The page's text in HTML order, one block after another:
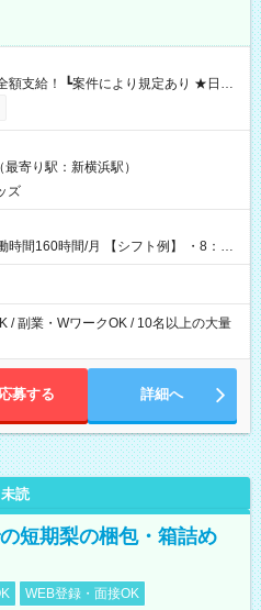
いたその日に現金GET♪ お仕事後はコ
とせます！ 【試用期間】試
寄り駅：新横浜駅）
ズ
【シフト例】 ・8：00
/ 副業・WワークOK / 10名以上の大量
応募する 詳細へ
未読
短期梨の梱包・箱詰め
WEB登録・面接OK